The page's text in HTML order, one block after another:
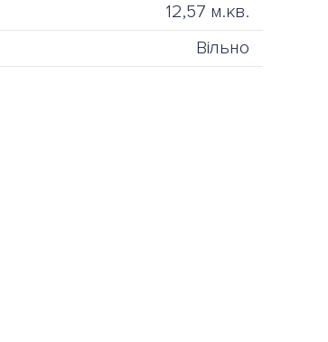
12,57 м.кв.
Вільно